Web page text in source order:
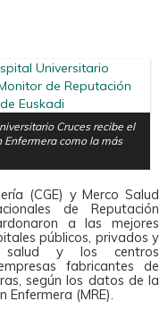
Cruces recibe el
como la más
(CGE) y Merco Salud
de Reputación
a las mejores
públicos, privados y
salud y los centros
fabricantes de
según los datos de la
Enfermera (MRE).